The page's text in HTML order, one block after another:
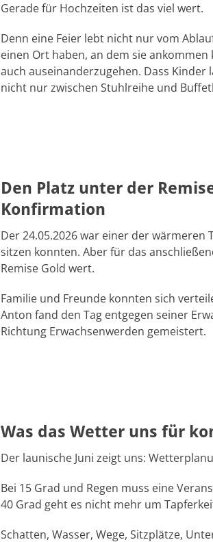
Gerade für Hochzeiten ist das viel wert.
Denn eine Feier lebt nicht nur vom
einen Ort haben, an dem sie
auch auseinanderzugehen. Dass
nicht nur zwischen Stuhlreihe und
Den Platz unter der
Konfirmation
Der 24.05.2026 war einer der wärmeren
sitzen konnten. Aber für das
Remise Gold wert.
Familie und Freunde konnten sich
Anton fand den Tag entgegen seiner
Richtung Erwachsenwerden gemeistert.
Was das Wetter uns für
Der launische Juni zeigt uns:
Bei 15 Grad und Regen muss eine
40 Grad geht es nicht mehr um
Schatten, Wasser, Wege, Sitzplätze,